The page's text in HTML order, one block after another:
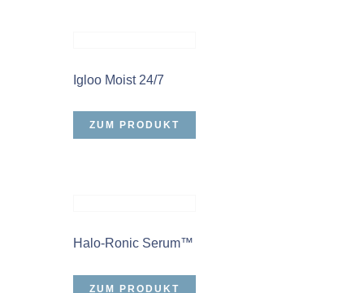
Igloo Moist 24/7
ZUM PRODUKT
Halo-Ronic Serum™
ZUM PRODUKT